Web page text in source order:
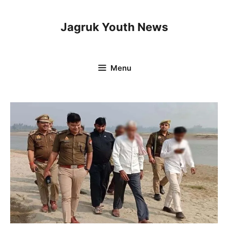
Jagruk Youth News
Menu